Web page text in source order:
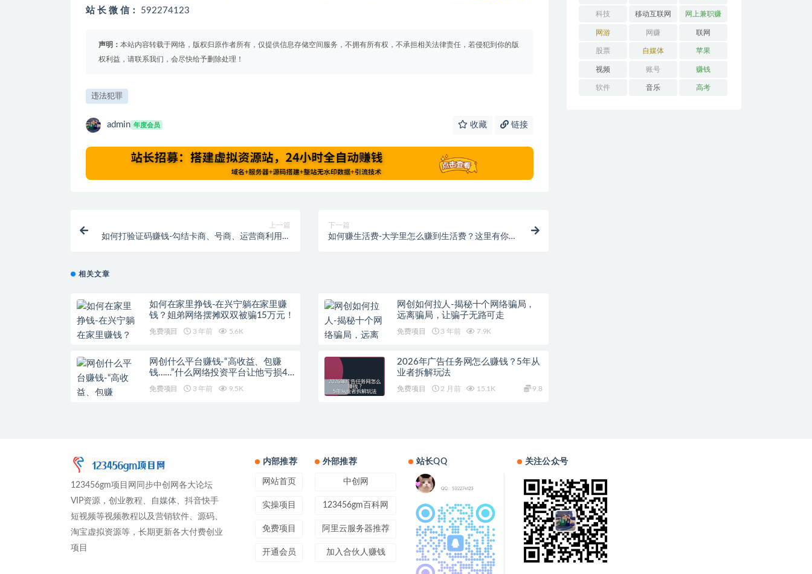
站 长 微 信： 592274123
声明： 本站内容转载于网络，版权归原作者所有，仅提供信息存储空间服务，不拥有所有权，不承担相关法律责任，若侵犯到你的版
权利益，请联系我们，会尽快给予删除处理！
违法犯罪
admin 年度会员 收藏 链接
上一篇
如何打验证码赚钱-勾结卡商、号商、运营商利用手
下一篇
如何赚生活费-大学里怎么赚到生活费？这里有你想
相关文章
如何在家里挣钱-在兴宁躺在家里赚
钱？姐弟网络摆摊双双被骗15万元！
免费项目 3 年前 5.6K
网创如何拉人-揭秘十个网络骗局，
远离骗局，让骗子无路可走
免费项目 3 年前 7.9K
网创什么平台赚钱-“高收益、包赚
钱……”什么网络投资平台让他亏损4
万余元！
免费项目 3 年前 9.5K
2026年广告任务网怎么赚钱？5年从
业者拆解玩法
免费项目 2 月前 15.1K 9.8
科技 移动互联网 网上兼职赚
钱
网游 网赚 联网
股票 自媒体 苹果
视频 账号 赚钱
软件 音乐 高考
123456gm项目网同步中创网各大论坛
VIP资源，创业教程、自媒体、抖音快手
短视频等视频教程以及营销软件、源码、
淘宝虚拟资源等，长期更新各大付费创业
项目
内部推荐
网站首页
实操项目
免费项目
开通会员
外部推荐
中创网
123456gm百科网
阿里云服务器推荐
加入合伙人赚钱
站长QQ 关注公众号